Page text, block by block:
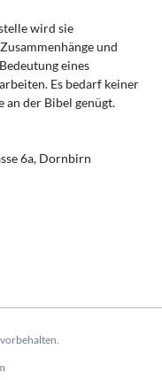
wird sie
und
eines
Es bedarf keiner
an der Bibel genügt.
6a, Dornbirn